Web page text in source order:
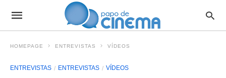
HOMEPAGE ENTREVISTAS VÍDEOS
ENTREVISTAS ENTREVISTAS VÍDEOS